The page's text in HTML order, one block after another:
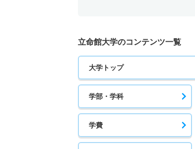
立命館大学のコンテンツ一覧
大学トップ
学部・学科
学費